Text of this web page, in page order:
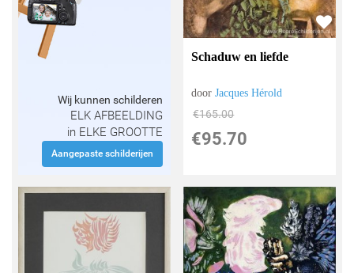
Wij kunnen schilderen
ELK AFBEELDING
in ELKE GROOTTE
Aangepaste schilderijen
Schaduw en liefde
doorJacques Hérold
€165.00
€95.70